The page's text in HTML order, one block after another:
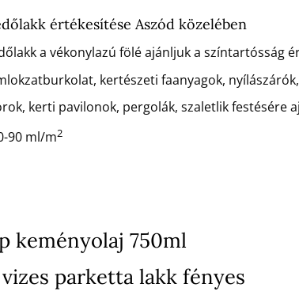
értékesítése Aszód közelében
a vékonylazú fölé ajánljuk a színtartósság
kertészeti faanyagok,
kerti pavilonok, pergolák, szaletlik festésére
90 ml/m2
keményolaj 750ml
parketta lakk fényes